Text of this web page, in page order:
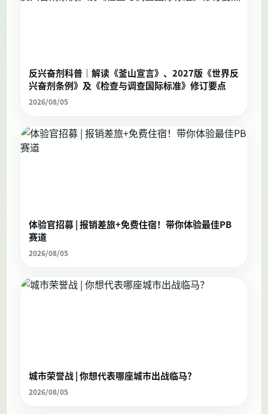
反兴奋剂科普｜解读《釜山宣言》、2027版《世界反
兴奋剂条例》及《检查与调查国际标准》修订要点
2026/08/05
体验官招募 | 报销差旅+免费住宿！带你体验最佳PB
赛道
2026/08/05
城市荣誉战 | 你想代表哪座城市出战临马？
2026/08/05